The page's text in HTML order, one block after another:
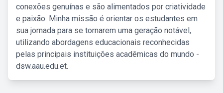
conexões genuínas e são alimentados por criatividade
e paixão. Minha missão é orientar os estudantes em
sua jornada para se tornarem uma geração notável,
utilizando abordagens educacionais reconhecidas
pelas principais instituições acadêmicas do mundo -
dsw.aau.edu.et.